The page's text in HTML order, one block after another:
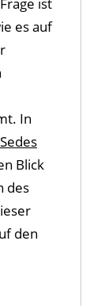
ist
es auf
In
Blick
des
den